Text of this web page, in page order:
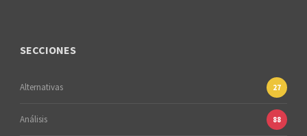
SECCIONES
Alternativas 27
Análisis 88